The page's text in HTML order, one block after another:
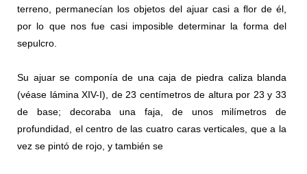
terreno, permanecían los objetos del ajuar casi a ﬂor de él,
por lo que nos fue casi imposible determinar la forma del
sepulcro.
Su ajuar se componía de una caja de piedra caliza blanda
(véase lámina XIV-I), de 23 centímetros de altura por 23 y 33
de base; decoraba una faja, de unos milímetros de
profundidad, el centro de las cuatro caras verticales, que a la
vez se pintó de rojo, y también se